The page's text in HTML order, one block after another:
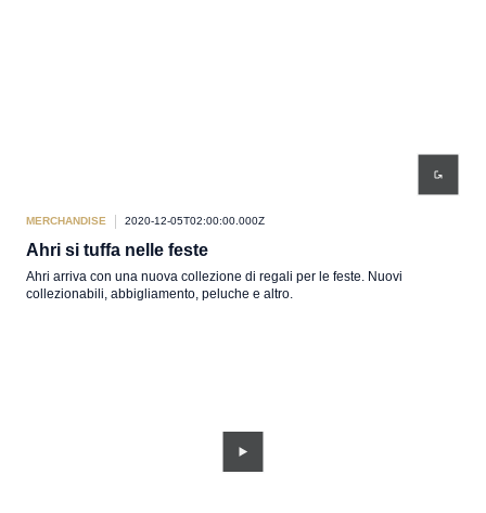
MERCHANDISE 2020-12-05T02:00:00.000Z
Ahri si tuffa nelle feste
Ahri arriva con una nuova collezione di regali per le feste. Nuovi
collezionabili, abbigliamento, peluche e altro.